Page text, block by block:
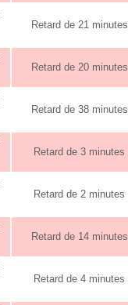
Retard de 21 minutes
Retard de 20 minutes
Retard de 38 minutes
Retard de 3 minutes
Retard de 2 minutes
Retard de 14 minutes
Retard de 4 minutes